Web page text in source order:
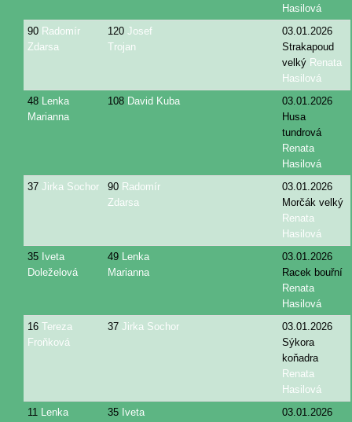
Hasilová
90 Radomír
Zdarsa
120 Josef
Trojan
03.01.2026
Strakapoud
velký Renata
Hasilová
48 Lenka
Marianna
108 David Kuba
03.01.2026
Husa
tundrová
Renata
Hasilová
37 Jirka Sochor 90 Radomír
Zdarsa
03.01.2026
Morčák velký
Renata
Hasilová
35 Iveta
Doleželová
49 Lenka
Marianna
03.01.2026
Racek bouřní
Renata
Hasilová
16 Tereza
Froňková
37 Jirka Sochor
03.01.2026
Sýkora
koňadra
Renata
Hasilová
11 Lenka 35 Iveta 03.01.2026